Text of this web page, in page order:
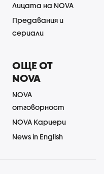
Лицата на NOVA
Предавания и
сериали
ОЩЕ ОТ
NOVA
NOVA
отговорност
NOVA Кариери
News in English